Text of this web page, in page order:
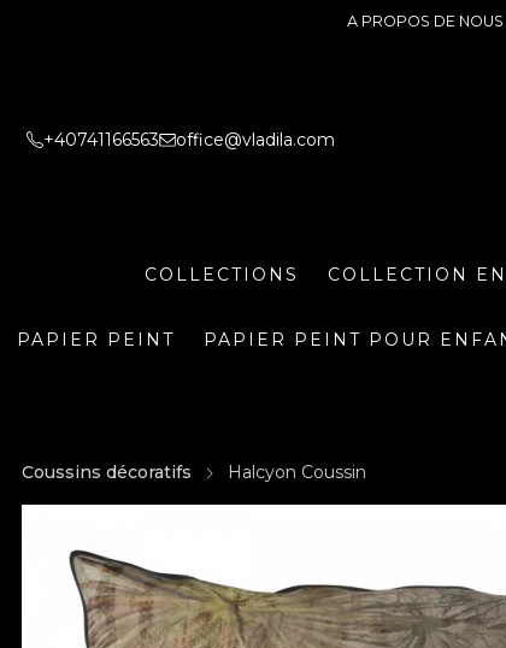
A PROPOS DE NOUS
+40741166563 office@vladila.com
COLLECTIONS COLLECTION
PAPIER PEINT PAPIER PEINT POUR
Coussins décoratifs Halcyon Coussin